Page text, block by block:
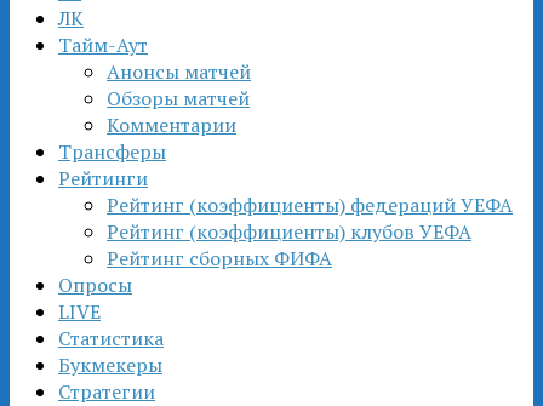
ЛК
Тайм-Аут
Анонсы матчей
Обзоры матчей
Комментарии
Трансферы
Рейтинги
Рейтинг (коэффициенты) федераций УЕФА
Рейтинг (коэффициенты) клубов УЕФА
Рейтинг сборных ФИФА
Опросы
LIVE
Статистика
Букмекеры
Стратегии